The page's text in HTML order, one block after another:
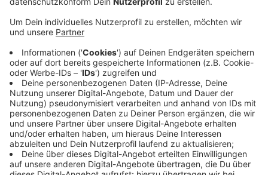
Veröffentlicht:Freitag, 24.06.2022 12:13
Anzeige
Auch die KVB baut an ihrer Strecke, davon ist die Linie
4 betroffen. Zwischen den Haltestellen Schlebusch
und Keupstraße fahren ab Samstag ebenfalls nur
Busse - und zwar die ganzen Sommerferien über. Sie
brauchen für die Strecke rund 25 Minuten.